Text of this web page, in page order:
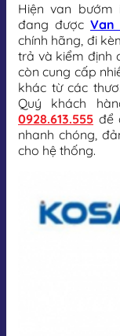
Hiện van bướm
đang được Van
chính hãng, đi
trả và kiểm định
còn cung cấp
khác từ các
Quý khách
0928.613.555 để
nhanh chóng,
cho hệ thống.